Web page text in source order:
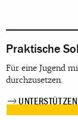
Praktische
Für eine Jugend
durchzusetzen.
UNTERSTÜTZEN